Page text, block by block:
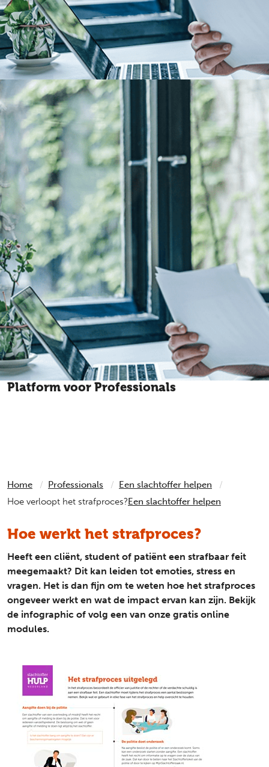
Platform voor Professionals
Home Professionals
Een slachtoffer helpen
Hoe verloopt het strafproces?Een slachtoffer helpen
Hoe werkt het strafproces?
Heeft een cliënt, student of patiënt een strafbaar feit
meegemaakt? Dit kan leiden tot emoties, stress en
vragen. Het is dan fijn om te weten hoe het strafproces
ongeveer werkt en wat de impact ervan kan zijn. Bekijk
de infographic of volg een van onze gratis online
modules.